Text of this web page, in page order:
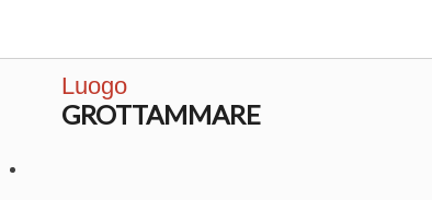
Luogo
GROTTAMMARE